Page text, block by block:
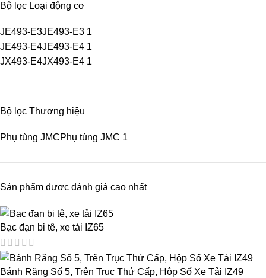
Bộ lọc Loại động cơ
JE493-E3JE493-E3 1
JE493-E4JE493-E4 1
JX493-E4JX493-E4 1
Bộ lọc Thương hiệu
Phụ tùng JMCPhụ tùng JMC 1
Sản phẩm được đánh giá cao nhất
Bạc đạn bi tê, xe tải IZ65
Bánh Răng Số 5, Trên Trục Thứ Cấp, Hộp Số Xe Tải IZ49